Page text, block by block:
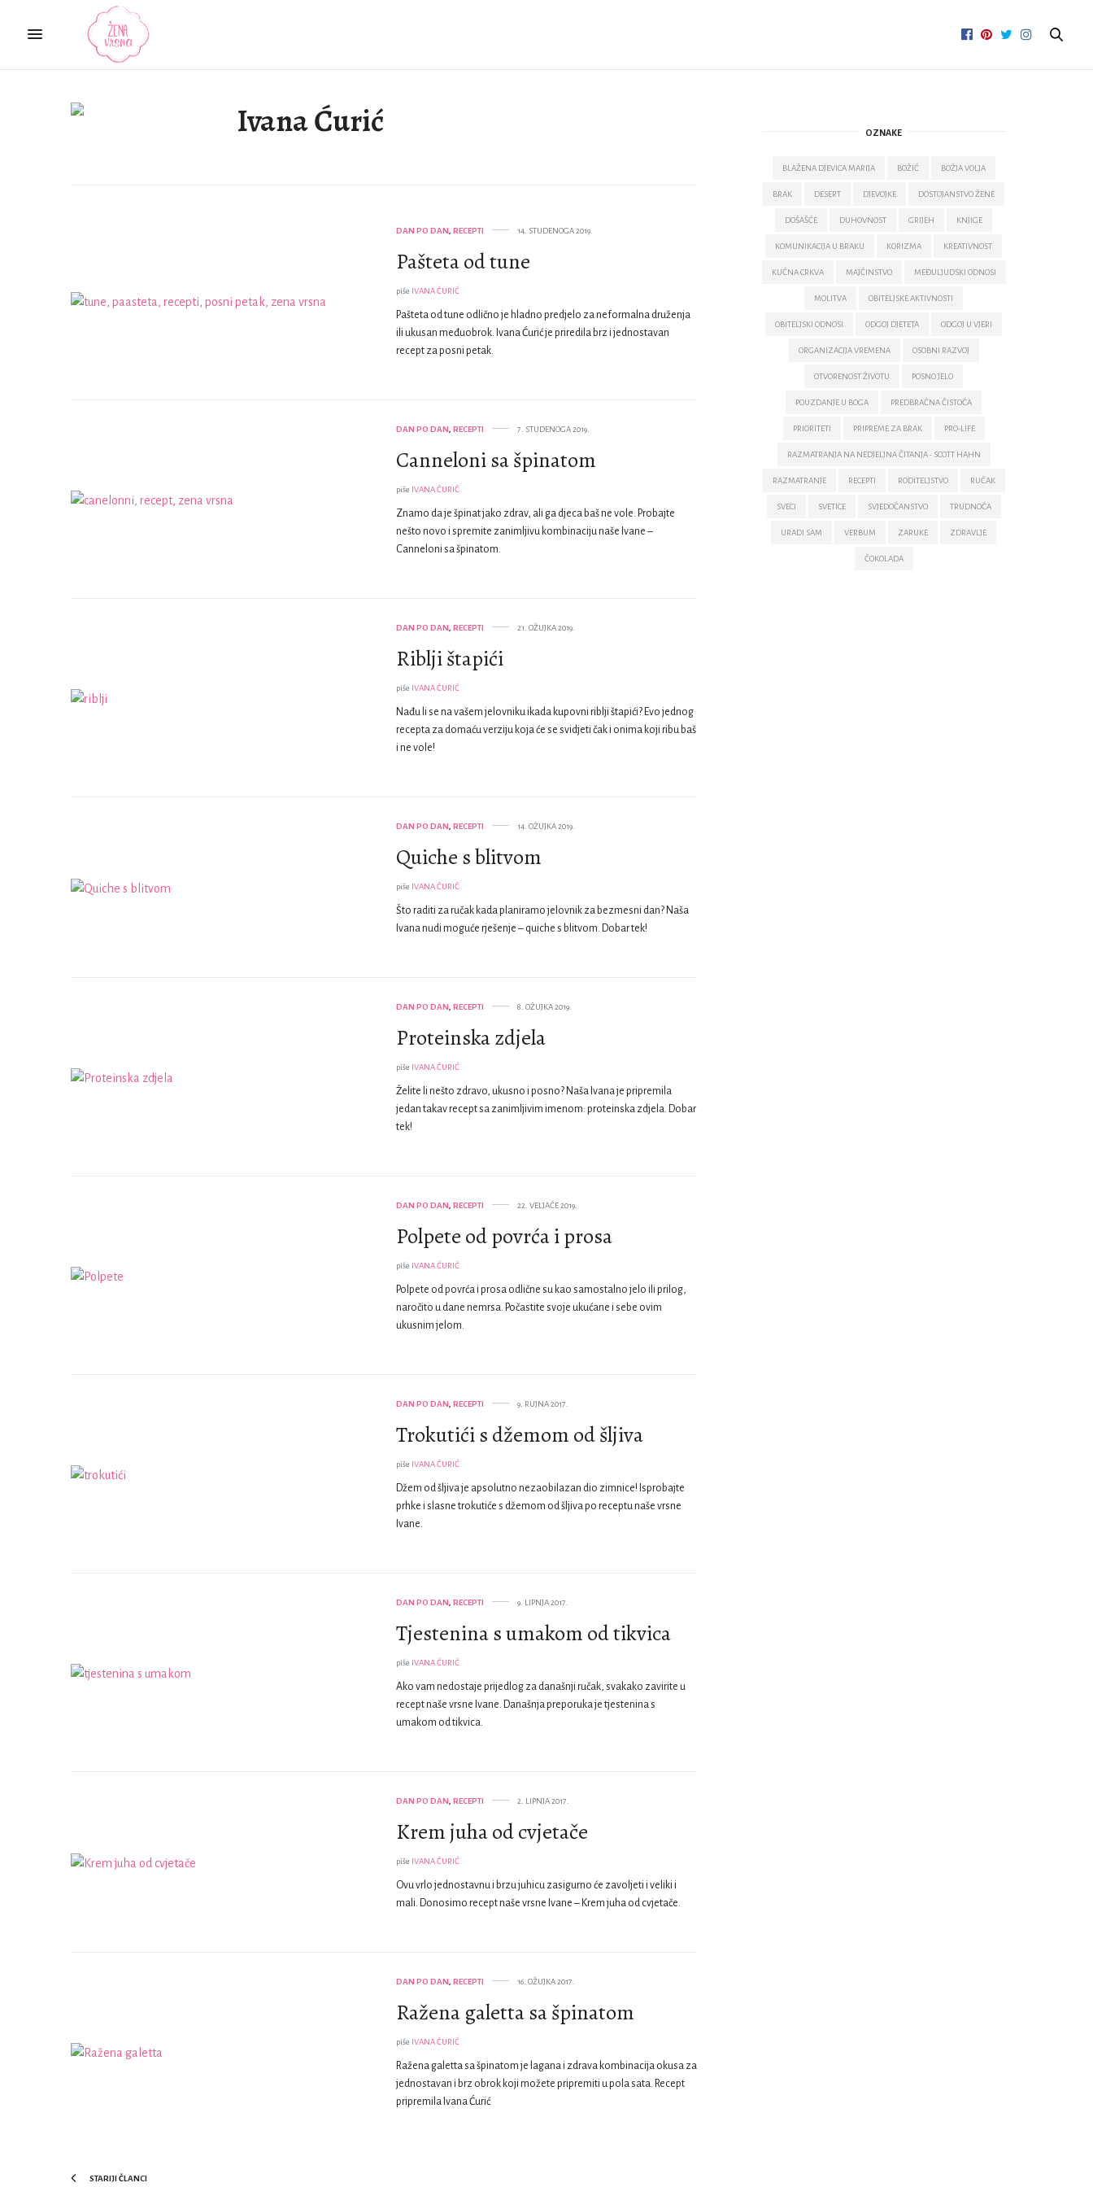
Ivana Ćurić
DAN PO DAN, RECEPTI 14. STUDENOGA 2019.
Pašteta od tune
piše IVANA ĆURIĆ
Pašteta od tune odlično je hladno predjelo za neformalna druženja
ili ukusan međuobrok. Ivana Ćurić je priredila brz i jednostavan
recept za posni petak.
DAN PO DAN, RECEPTI 7. STUDENOGA 2019.
Canneloni sa špinatom
piše IVANA ĆURIĆ
Znamo da je špinat jako zdrav, ali ga djeca baš ne vole. Probajte
nešto novo i spremite zanimljivu kombinaciju naše Ivane –
Canneloni sa špinatom.
DAN PO DAN, RECEPTI 21. OŽUJKA 2019.
Riblji štapići
piše IVANA ĆURIĆ
Nađu li se na vašem jelovniku ikada kupovni riblji štapići? Evo jednog
recepta za domaću verziju koja će se svidjeti čak i onima koji ribu baš
i ne vole!
DAN PO DAN, RECEPTI 14. OŽUJKA 2019.
Quiche s blitvom
piše IVANA ĆURIĆ
Što raditi za ručak kada planiramo jelovnik za bezmesni dan? Naša
Ivana nudi moguće rješenje – quiche s blitvom. Dobar tek!
DAN PO DAN, RECEPTI 8. OŽUJKA 2019.
Proteinska zdjela
piše IVANA ĆURIĆ
Želite li nešto zdravo, ukusno i posno? Naša Ivana je pripremila
jedan takav recept sa zanimljivim imenom: proteinska zdjela. Dobar
tek!
DAN PO DAN, RECEPTI 22. VELJAČE 2019.
Polpete od povrća i prosa
piše IVANA ĆURIĆ
Polpete od povrća i prosa odlične su kao samostalno jelo ili prilog,
naročito u dane nemrsa. Počastite svoje ukućane i sebe ovim
ukusnim jelom.
DAN PO DAN, RECEPTI 9. RUJNA 2017.
Trokutići s džemom od šljiva
piše IVANA ĆURIĆ
Džem od šljiva je apsolutno nezaobilazan dio zimnice! Isprobajte
prhke i slasne trokutiće s džemom od šljiva po receptu naše vrsne
Ivane.
DAN PO DAN, RECEPTI 9. LIPNJA 2017.
Tjestenina s umakom od tikvica
piše IVANA ĆURIĆ
Ako vam nedostaje prijedlog za današnji ručak, svakako zavirite u
recept naše vrsne Ivane. Današnja preporuka je tjestenina s
umakom od tikvica.
DAN PO DAN, RECEPTI 2. LIPNJA 2017.
Krem juha od cvjetače
piše IVANA ĆURIĆ
Ovu vrlo jednostavnu i brzu juhicu zasigurno će zavoljeti i veliki i
mali. Donosimo recept naše vrsne Ivane – Krem juha od cvjetače.
DAN PO DAN, RECEPTI 16. OŽUJKA 2017.
Ražena galetta sa špinatom
piše IVANA ĆURIĆ
Ražena galetta sa špinatom je lagana i zdrava kombinacija okusa za
jednostavan i brz obrok koji možete pripremiti u pola sata. Recept
pripremila Ivana Ćurić
STARIJI ČLANCI
OZNAKE
BLAŽENA DJEVICA MARIJA BOŽIĆ BOŽJA VOLJA
BRAK DESERT DJEVOJKE DOSTOJANSTVO ŽENE
DOŠAŠĆE DUHOVNOST GRIJEH KNJIGE
KOMUNIKACIJA U BRAKU KORIZMA KREATIVNOST
KUĆNA CRKVA MAJČINSTVO MEĐULJUDSKI ODNOSI
MOLITVA OBITELJSKE AKTIVNOSTI
OBITELJSKI ODNOSI ODGOJ DJETETA ODGOJ U VJERI
ORGANIZACIJA VREMENA OSOBNI RAZVOJ
OTVORENOST ŽIVOTU POSNO JELO
POUZDANJE U BOGA PREDBRAČNA ČISTOĆA
PRIORITETI PRIPREME ZA BRAK PRO-LIFE
RAZMATRANJA NA NEDJELJNA ČITANJA - SCOTT HAHN
RAZMATRANJE RECEPTI RODITELJSTVO RUČAK
SVECI SVETICE SVJEDOČANSTVO TRUDNOĆA
URADI SAM VERBUM ZARUKE ZDRAVLJE
ČOKOLADA